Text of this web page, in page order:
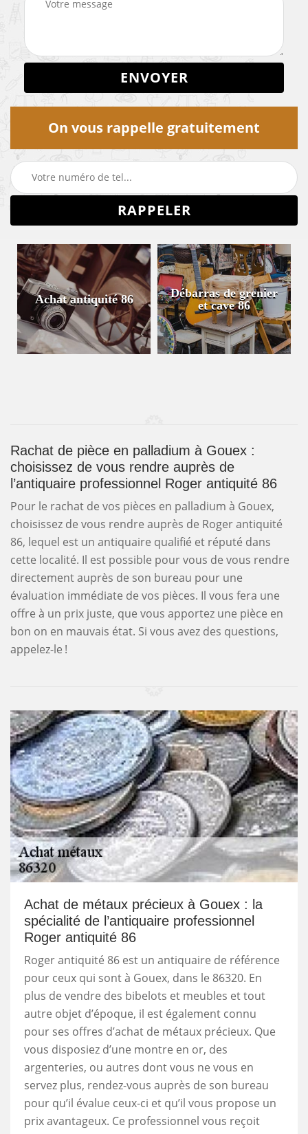
On vous rappelle gratuitement
Achat antiquité 86
Débarras de grenier
et cave 86
Rachat de pièce en palladium à Gouex :
choisissez de vous rendre auprès de
l’antiquaire professionnel Roger antiquité 86
Pour le rachat de vos pièces en palladium à Gouex,
choisissez de vous rendre auprès de Roger antiquité
86, lequel est un antiquaire qualifié et réputé dans
cette localité. Il est possible pour vous de vous rendre
directement auprès de son bureau pour une
évaluation immédiate de vos pièces. Il vous fera une
offre à un prix juste, que vous apportez une pièce en
bon on en mauvais état. Si vous avez des questions,
appelez-le !
Achat de métaux précieux à Gouex : la
spécialité de l’antiquaire professionnel
Roger antiquité 86
Roger antiquité 86 est un antiquaire de référence
pour ceux qui sont à Gouex, dans le 86320. En
plus de vendre des bibelots et meubles et tout
autre objet d’époque, il est également connu
pour ses offres d’achat de métaux précieux. Que
vous disposiez d’une montre en or, des
argenteries, ou autres dont vous ne vous en
servez plus, rendez-vous auprès de son bureau
pour qu’il évalue ceux-ci et qu’il vous propose un
prix avantageux. Ce professionnel vous reçoit